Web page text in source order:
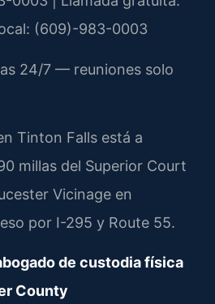
(609)-983-0003
24/7 — reuniones solo
Tinton Falls está a
millas del Superior Court
Vicinage en
por I-295 y Route 55.
de custodia física
County